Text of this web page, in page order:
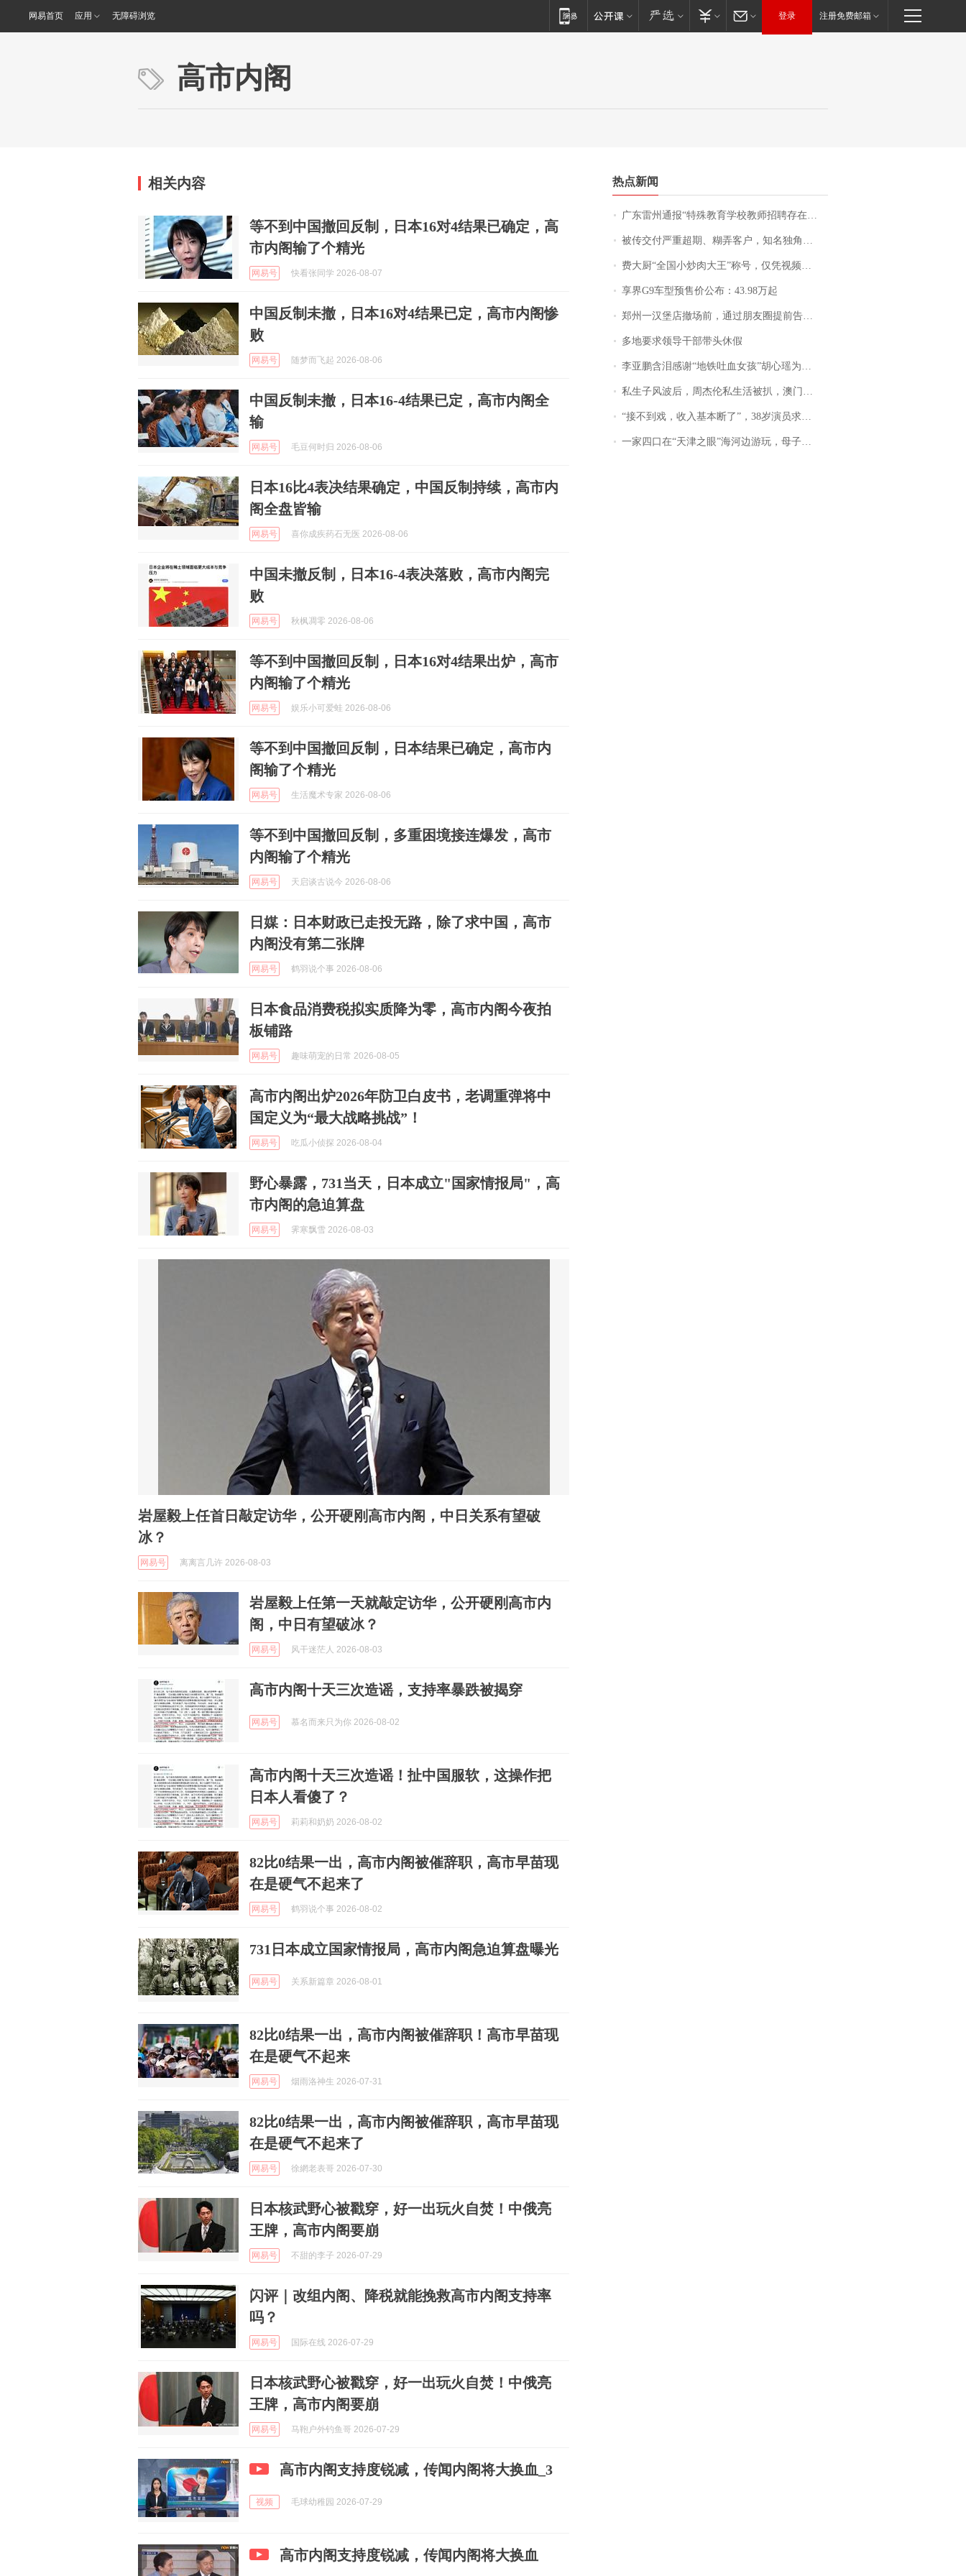
网易首页 应用 无障碍浏览 登录 注册免费邮箱
高市内阁
相关内容
等不到中国撤回反制，日本16对4结果已确定，高
市内阁输了个精光
网易号 快看张同学 2026-08-07
中国反制未撤，日本16对4结果已定，高市内阁惨
败
网易号 随梦而飞起 2026-08-06
中国反制未撤，日本16-4结果已定，高市内阁全
输
网易号 毛豆何时归 2026-08-06
日本16比4表决结果确定，中国反制持续，高市内
阁全盘皆输
网易号 喜你成疾药石无医 2026-08-06
中国未撤反制，日本16-4表决落败，高市内阁完
败
网易号 秋枫凋零 2026-08-06
等不到中国撤回反制，日本16对4结果出炉，高市
内阁输了个精光
网易号 娱乐小可爱蛙 2026-08-06
等不到中国撤回反制，日本结果已确定，高市内
阁输了个精光
网易号 生活魔术专家 2026-08-06
等不到中国撤回反制，多重困境接连爆发，高市
内阁输了个精光
网易号 天启谈古说今 2026-08-06
日媒：日本财政已走投无路，除了求中国，高市
内阁没有第二张牌
网易号 鹤羽说个事 2026-08-06
日本食品消费税拟实质降为零，高市内阁今夜拍
板铺路
网易号 趣味萌宠的日常 2026-08-05
高市内阁出炉2026年防卫白皮书，老调重弹将中
国定义为“最大战略挑战”！
网易号 吃瓜小侦探 2026-08-04
野心暴露，731当天，日本成立"国家情报局"，高
市内阁的急迫算盘
网易号 霁寒飘雪 2026-08-03
岩屋毅上任首日敲定访华，公开硬刚高市内阁，中日关系有望破
冰？
网易号 离离言几许 2026-08-03
岩屋毅上任第一天就敲定访华，公开硬刚高市内
阁，中日有望破冰？
网易号 风干迷茫人 2026-08-03
高市内阁十天三次造谣，支持率暴跌被揭穿
网易号 慕名而来只为你 2026-08-02
高市内阁十天三次造谣！扯中国服软，这操作把
日本人看傻了？
网易号 莉莉和奶奶 2026-08-02
82比0结果一出，高市内阁被催辞职，高市早苗现
在是硬气不起来了
网易号 鹤羽说个事 2026-08-02
731日本成立国家情报局，高市内阁急迫算盘曝光
网易号 关系新篇章 2026-08-01
82比0结果一出，高市内阁被催辞职！高市早苗现
在是硬气不起来
网易号 烟雨洛神生 2026-07-31
82比0结果一出，高市内阁被催辞职，高市早苗现
在是硬气不起来了
网易号 徐網老表哥 2026-07-30
日本核武野心被戳穿，好一出玩火自焚！中俄亮
王牌，高市内阁要崩
网易号 不甜的李子 2026-07-29
闪评｜改组内阁、降税就能挽救高市内阁支持率
吗？
网易号 国际在线 2026-07-29
日本核武野心被戳穿，好一出玩火自焚！中俄亮
王牌，高市内阁要崩
网易号 马鞄户外钓鱼哥 2026-07-29
高市内阁支持度锐减，传闻内阁将大换血_3
视频 毛球幼稚园 2026-07-29
高市内阁支持度锐减，传闻内阁将大换血
热点新闻
广东雷州通报“特殊教育学校教师招聘存在违规行为”：已启动问责程序 副校长被停职
被传交付严重超期、糊弄客户，知名独角兽车企创始人回应：都没证据，将依法采取措施，“本人长期与美国交管局保持沟通，对方表示肯定”
费大厨“全国小炒肉大王”称号，仅凭视频评出？中国烹饪协会回应
享界G9车型预售价公布：43.98万起
郑州一汉堡店撤场前，通过朋友圈提前告知逐一退费，有顾客仅剩1元也全被退回，分文不少；顾客：言而有信，让人感动
多地要求领导干部带头休假
李亚鹏含泪感谢“地铁吐血女孩”胡心瑶为嫣然天使捐99999元：这份捐赠太沉重，尊重其捐赠意愿，个人向胡心瑶和她的病友之家各捐赠99999元
私生子风波后，周杰伦私生活被扒，澳门输10亿传闻早已经水落石出
“接不到戏，收入基本断了”，38岁演员求职景区NPC：工作量断崖式下跌，留给我试错的时间不多了
一家四口在“天津之眼”海河边游玩，母子俩不幸溺亡